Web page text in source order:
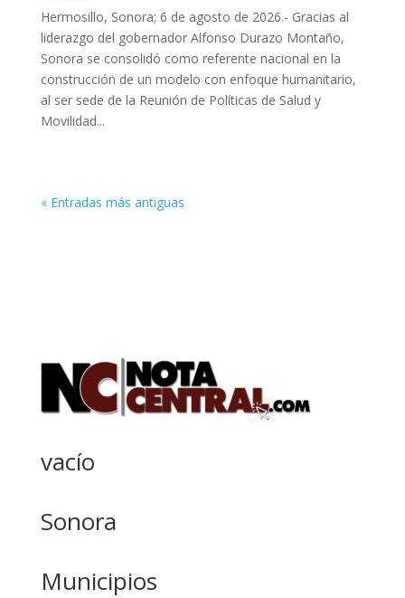
Hermosillo, Sonora; 6 de agosto de 2026.- Gracias al
liderazgo del gobernador Alfonso Durazo Montaño,
Sonora se consolidó como referente nacional en la
construcción de un modelo con enfoque humanitario,
al ser sede de la Reunión de Políticas de Salud y
Movilidad...
« Entradas más antiguas
vacío
Sonora
Municipios